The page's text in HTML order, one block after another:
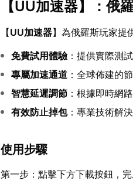
【UU加速器】：俄
【UU加速器】為俄羅斯玩家提
免費試用體驗：提供實際測
專屬加速通道 ：全球佈建的
智慧延遲調節 ：根據即時網
有效防止掉包：專業技術解
使用步驟
第一步：點擊下方下載按鈕，